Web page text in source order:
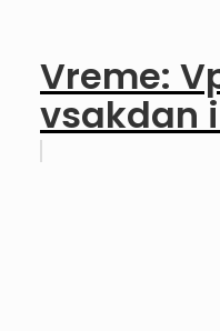
Vreme:
vsakdan